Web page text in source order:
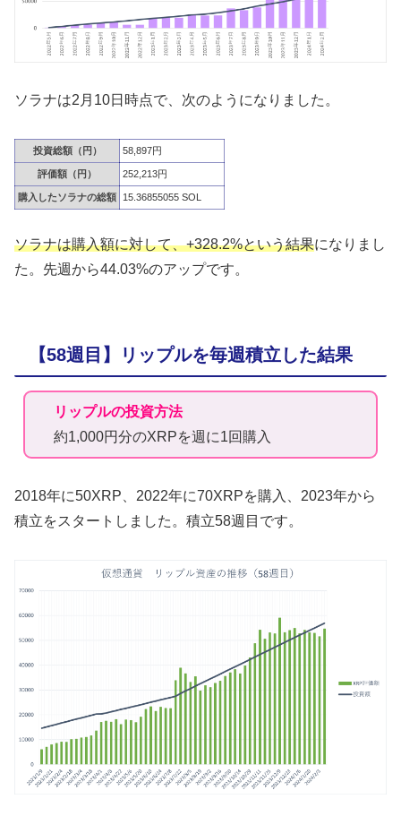
ソラナは2月10日時点で、次のようになりました。
投資総額（円） 58,897円
評価額（円） 252,213円
購入したソラナの総額 15.36855055 SOL
ソラナは購入額に対して、+328.2%という結果になりまし
た。先週から44.03%のアップです。
【58週目】リップルを毎週積立した結果
リップルの投資方法
約1,000円分のXRPを週に1回購入
2018年に50XRP、2022年に70XRPを購入、2023年から
積立をスタートしました。積立58週目です。